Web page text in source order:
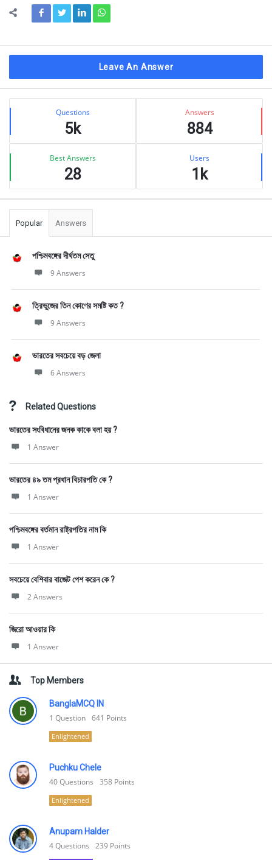
Leave An Answer
Sidebar
Stats Questions
5k
Answers
884
Best Answers
28
Users
1k
Popular Answers
পশ্চিমবঙ্গের দীর্ঘতম সেতু
9 Answers
ত্রিভুজের তিন কোণের সমষ্টি কত ?
9 Answers
ভারতের সবচেয়ে বড় জেলা
6 Answers
Related Questions
ভারতের সংবিধানের জনক কাকে বলা হয় ?
1 Answer
ভারতের ৪৯ তম প্রধান বিচারপতি কে ?
1 Answer
পশ্চিমবঙ্গের বর্তমান রাষ্ট্রপতির নাম কি
1 Answer
সবচেয়ে বেশিবার বাজেট পেশ করেন কে ?
2 Answers
জিরো আওয়ার কি
1 Answer
Top Members
BanglaMCQ IN
1 Question 641 Points
Enlightened
Puchku Chele
40Questions 358 Points
Enlightened
Anupam Halder
4Questions 239 Points